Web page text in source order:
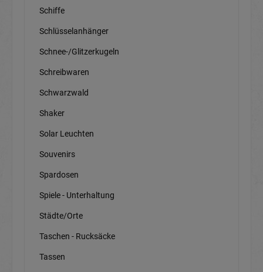
Schiffe
Schlüsselanhänger
Schnee-/Glitzerkugeln
Schreibwaren
Schwarzwald
Shaker
Solar Leuchten
Souvenirs
Spardosen
Spiele - Unterhaltung
Städte/Orte
Taschen - Rucksäcke
Tassen